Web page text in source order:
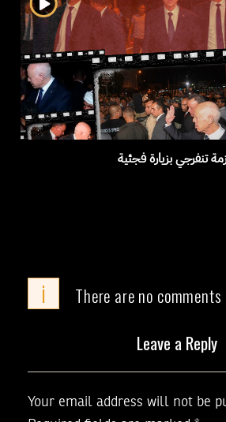
تنفرجي بزيارة فجئية
i There are no comments
Leave a Reply
Your email address will not be